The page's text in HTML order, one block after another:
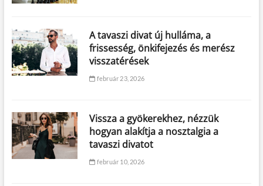
A tavaszi divat új hulláma, a
frissesség, önkifejezés és merész
visszatérések
február 23, 2026
Vissza a gyökerekhez, nézzük
hogyan alakítja a nosztalgia a
tavaszi divatot
február 10, 2026